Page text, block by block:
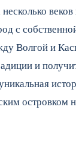
с
Волгой и
и
островком